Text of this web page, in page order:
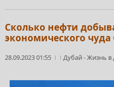
Сколько нефти
экономического
28.09.2023 01:55 Дубай-Жизнь в